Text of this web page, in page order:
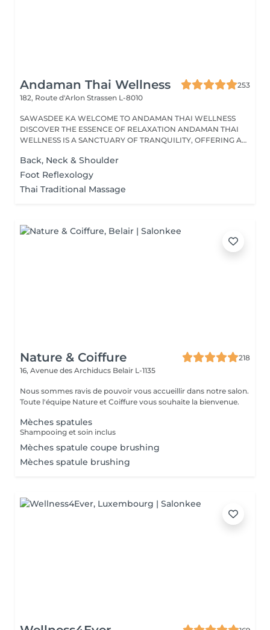
Andaman Thai Wellness
253
182, Route d'Arlon Strassen L-8010
SAWASDEE KA WELCOME TO ANDAMAN THAI WELLNESS
DISCOVER THE ESSENCE OF RELAXATION ANDAMAN THAI
WELLNESS IS A SANCTUARY OF TRANQUILITY, OFFERING A
Back, Neck & Shoulder
Foot Reflexology
Thai Traditional Massage
Nature & Coiffure
218
16, Avenue des Archiducs Belair L-1135
Nous sommes ravis de pouvoir vous accueillir dans notre salon.
Toute l'équipe Nature et Coiffure vous souhaite la bienvenue.
Mèches spatules
Shampooing et soin inclus
Mèches spatule coupe brushing
Mèches spatule brushing